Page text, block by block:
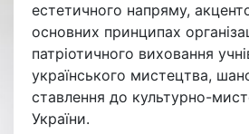
естетичного напряму,
основних принципах
патріотичного виховання
українського мистецтва,
ставлення до культурно-
України.